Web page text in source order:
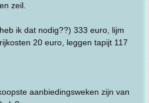
zeil.
ik dat nodig??) 333 euro, lijm
20 euro, leggen tapijt 117
aanbiedingsweken zijn van